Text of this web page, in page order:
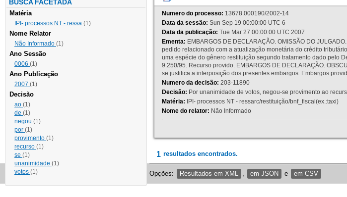
BUSCA FACETADA
Matéria
IPI- processos NT - ressa (1)
Nome Relator
Não Informado (1)
Ano Sessão
0006 (1)
Ano Publicação
2007 (1)
Decisão
ao (1)
de (1)
negou (1)
por (1)
provimento (1)
recurso (1)
se (1)
unanimidade (1)
votos (1)
Numero do processo: 13678.000190/2002-14
Data da sessão: Sun Sep 19 00:00:00 UTC 6
Data da publicação: Tue Mar 27 00:00:00 UTC 2007
Ementa: EMBARGOS DE DECLARAÇÃO. OMISSÃO DO
pedido relacionado com a atualização monetária do crédito
uma espécie do gênero restituição segundo tratamento dado pelo
9.250/95. Recurso provido. EMBARGOS DE DECLARAÇÃO.
se justifica a interposição dos presentes embargos. Embargos
Numero da decisão: 203-11890
Decisão: Por unanimidade de votos, negou-se provimento ao
Matéria: IPI- processos NT - ressarc/restituição/bnf_fiscal(ex.:taxi)
Nome do relator: Não Informado
1 resultados encontrados.
Opções: Resultados em XML em JSON e em CSV